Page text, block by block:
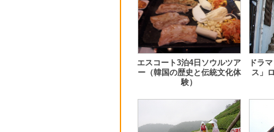
エスコート3泊4日ソウルツア
ー（韓国の歴史と伝統文化体
験）
ドラ
ス」